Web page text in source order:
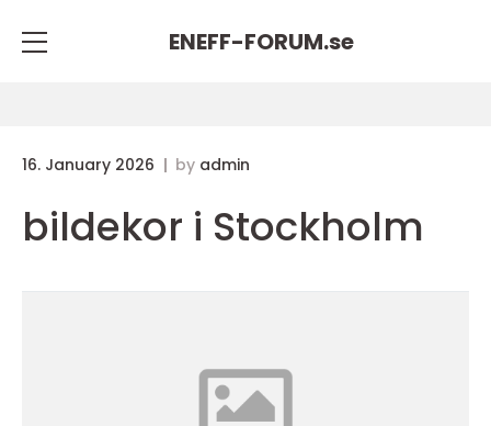
ENEFF-FORUM.se
16. January 2026 by admin
bildekor i Stockholm